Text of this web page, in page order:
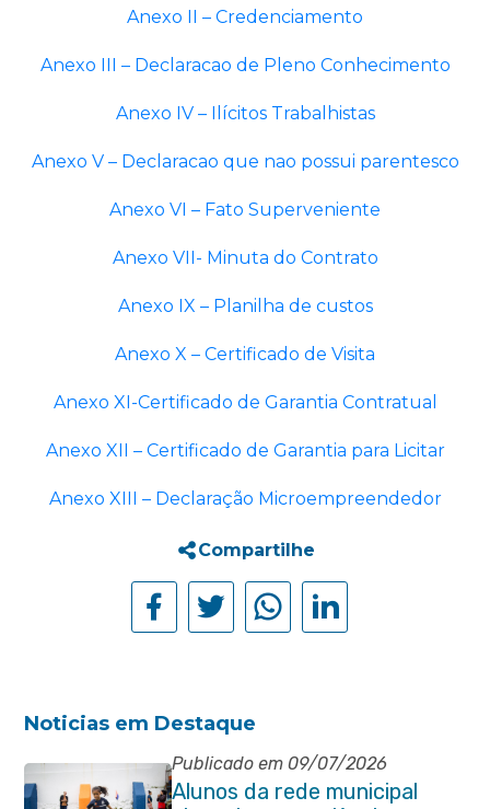
Anexo II – Credenciamento
Anexo III – Declaracao de Pleno Conhecimento
Anexo IV – Ilícitos Trabalhistas
Anexo V – Declaracao que nao possui parentesco
Anexo VI – Fato Superveniente
Anexo VII- Minuta do Contrato
Anexo IX – Planilha de custos
Anexo X – Certificado de Visita
Anexo XI-Certificado de Garantia Contratual
Anexo XII – Certificado de Garantia para Licitar
Anexo XIII – Declaração Microempreendedor
Compartilhe
Noticias em Destaque
Publicado em 09/07/2026
Alunos da rede municipal